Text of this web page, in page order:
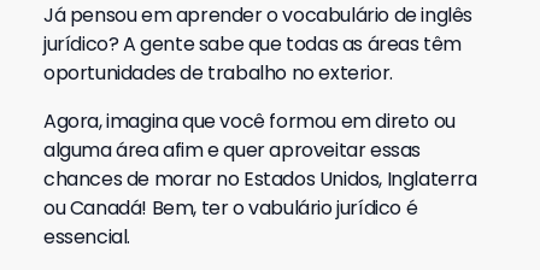
Já pensou em aprender o vocabulário de inglês
jurídico? A gente sabe que todas as áreas têm
oportunidades de trabalho no exterior.
Agora, imagina que você formou em direto ou
alguma área afim e quer aproveitar essas
chances de morar no Estados Unidos, Inglaterra
ou Canadá! Bem, ter o vabulário jurídico é
essencial.